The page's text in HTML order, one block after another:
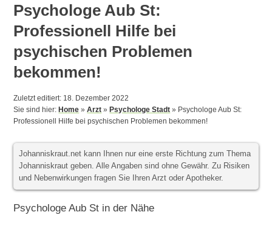
Psychologe Aub St:
Professionell Hilfe bei
psychischen Problemen
bekommen!
Zuletzt editiert: 18. Dezember 2022
Sie sind hier:Home »Arzt »Psychologe Stadt » Psychologe Aub St:
Professionell Hilfe bei psychischen Problemen bekommen!
Johanniskraut.net kann Ihnen nur eine erste Richtung zum Thema
Johanniskraut geben. Alle Angaben sind ohne Gewähr. Zu Risiken
und Nebenwirkungen fragen Sie Ihren Arzt oder Apotheker.
Psychologe Aub St in der Nähe